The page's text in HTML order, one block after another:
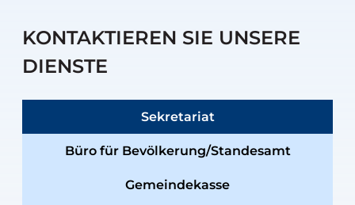
KONTAKTIEREN SIE UNSERE
DIENSTE
Sekretariat
Büro für Bevölkerung/Standesamt
Gemeindekasse